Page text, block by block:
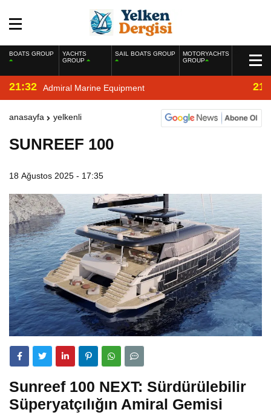
BOATS GROUP
YACHTS
GROUP
SAIL BOATS GROUP
MOTORYACHTS
GROUP
21:32 Admiral Marine Equipment
anasayfa yelkenli
SUNREEF 100
18 Ağustos 2025 - 17:35
Sunreef 100 NEXT: Sürdürülebilir
Süperyatçılığın Amiral Gemisi